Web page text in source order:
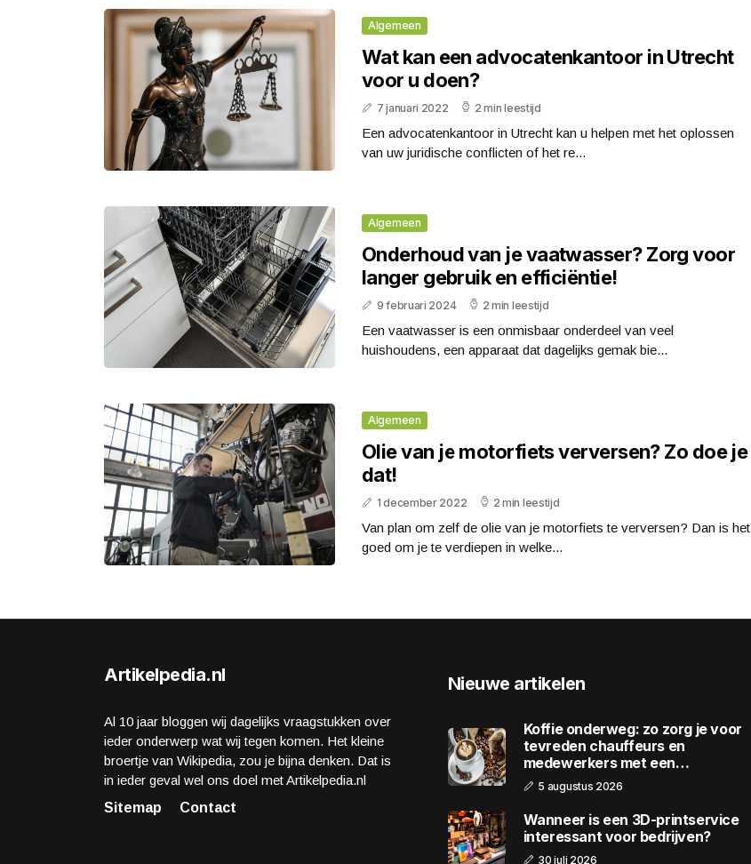
Algemeen
Wat kan een advocatenkantoor in Utrecht
voor u doen?
7 januari 2022 2 min leestijd
Een advocatenkantoor in Utrecht kan u helpen met het oplossen
van uw juridische conflicten of het re...
Algemeen
Onderhoud van je vaatwasser? Zorg voor
langer gebruik en efficiëntie!
9 februari 2024 2 min leestijd
Een vaatwasser is een onmisbaar onderdeel van veel
huishoudens, een apparaat dat dagelijks gemak bie...
Algemeen
Olie van je motorfiets verversen? Zo doe je
dat!
1 december 2022 2 min leestijd
Van plan om zelf de olie van je motorfiets te verversen? Dan is het
goed om je te verdiepen in welke...
Artikelpedia.nl
Al 10 jaar bloggen wij dagelijks vraagstukken over
ieder onderwerp wat wij tegen komen. Het kleine
broertje van Wikipedia, zou je bijna denken. Dat is
in ieder geval wel ons doel met Artikelpedia.nl
Sitemap
Contact
Nieuwe artikelen
Koffie onderweg: zo zorg je voor
tevreden chauffeurs en
medewerkers met een
wagenpark
5 augustus 2026
Wanneer is een 3D-printservice
interessant voor bedrijven?
30 juli 2026